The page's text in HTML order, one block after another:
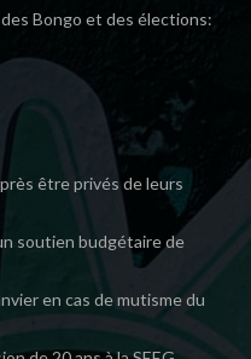
Bongo et des élections:
être privés de leurs
soutien budgétaire de
en cas de mutisme du